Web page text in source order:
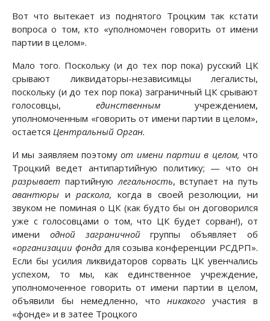
Вот что вытекает из поднятого Троцким так кстати
вопроса о том, кто «уполномочен говорить от имени
партии в целом».
Мало того. Поскольку (и до тех пор пока) русский ЦК
срывают ликвидаторы-независимцы легалисты,
поскольку (и до тех пор пока) заграничный ЦК срывают
голосовцы, единственнымучреждением,
уполномоченным «говорить от имени партии в целом»,
остается Центральный Орган.
И мы заявляем поэтомуот имени партии в целом, что
Троцкий ведет антипартийную политику; — что он
разрывает партийнуюлегальность, вступает на путь
авантюры ираскола, когда в своей резолюции, ни
звуком не поминая о ЦК (как будто бы он договорился
уже с голосовцами о том, что ЦК будет сорван!), от
имени одной заграничнойгруппы объявляет об
«организации фондадля созыва конференции РСДРП».
Если бы усилия ликвидаторов сорвать ЦК увенчались
успехом, то мы, как единственное учреждение,
уполномоченное говорить от имени партии в целом,
объявили бы немедленно, чтоникакого участия в
«фонде» и в затее Троцкого